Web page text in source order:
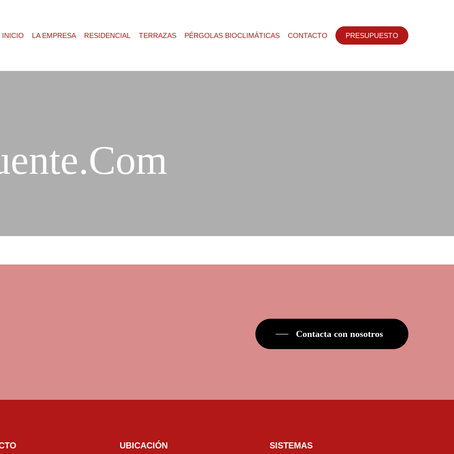
INICIO LA EMPRESA RESIDENCIAL TERRAZAS PÉRGOLAS BIOCLIMÁTICAS CONTACTO PRESUPUESTO
Contacta con nosotros
UBICACIÓN SISTEMAS